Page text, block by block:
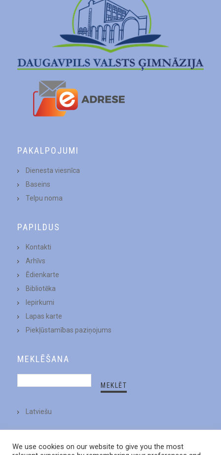
PAKALPOJUMI
Dienesta viesnīca
Baseins
Telpu noma
PAPILDUS
Kontakti
Arhīvs
Ēdienkarte
Bibliotēka
Iepirkumi
Lapas karte
Piekļūstamības paziņojums
MEKLĒŠANA
Latviešu
We use cookies on our website to give you the most